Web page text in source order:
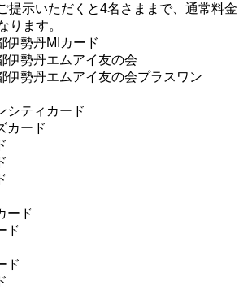
提示いただくと4名さままで、通常料金
ります。
伊勢丹MIカード
伊勢丹エムアイ友の会
伊勢丹エムアイ友の会プラスワン
シティカード
カード
ード
ド
ド